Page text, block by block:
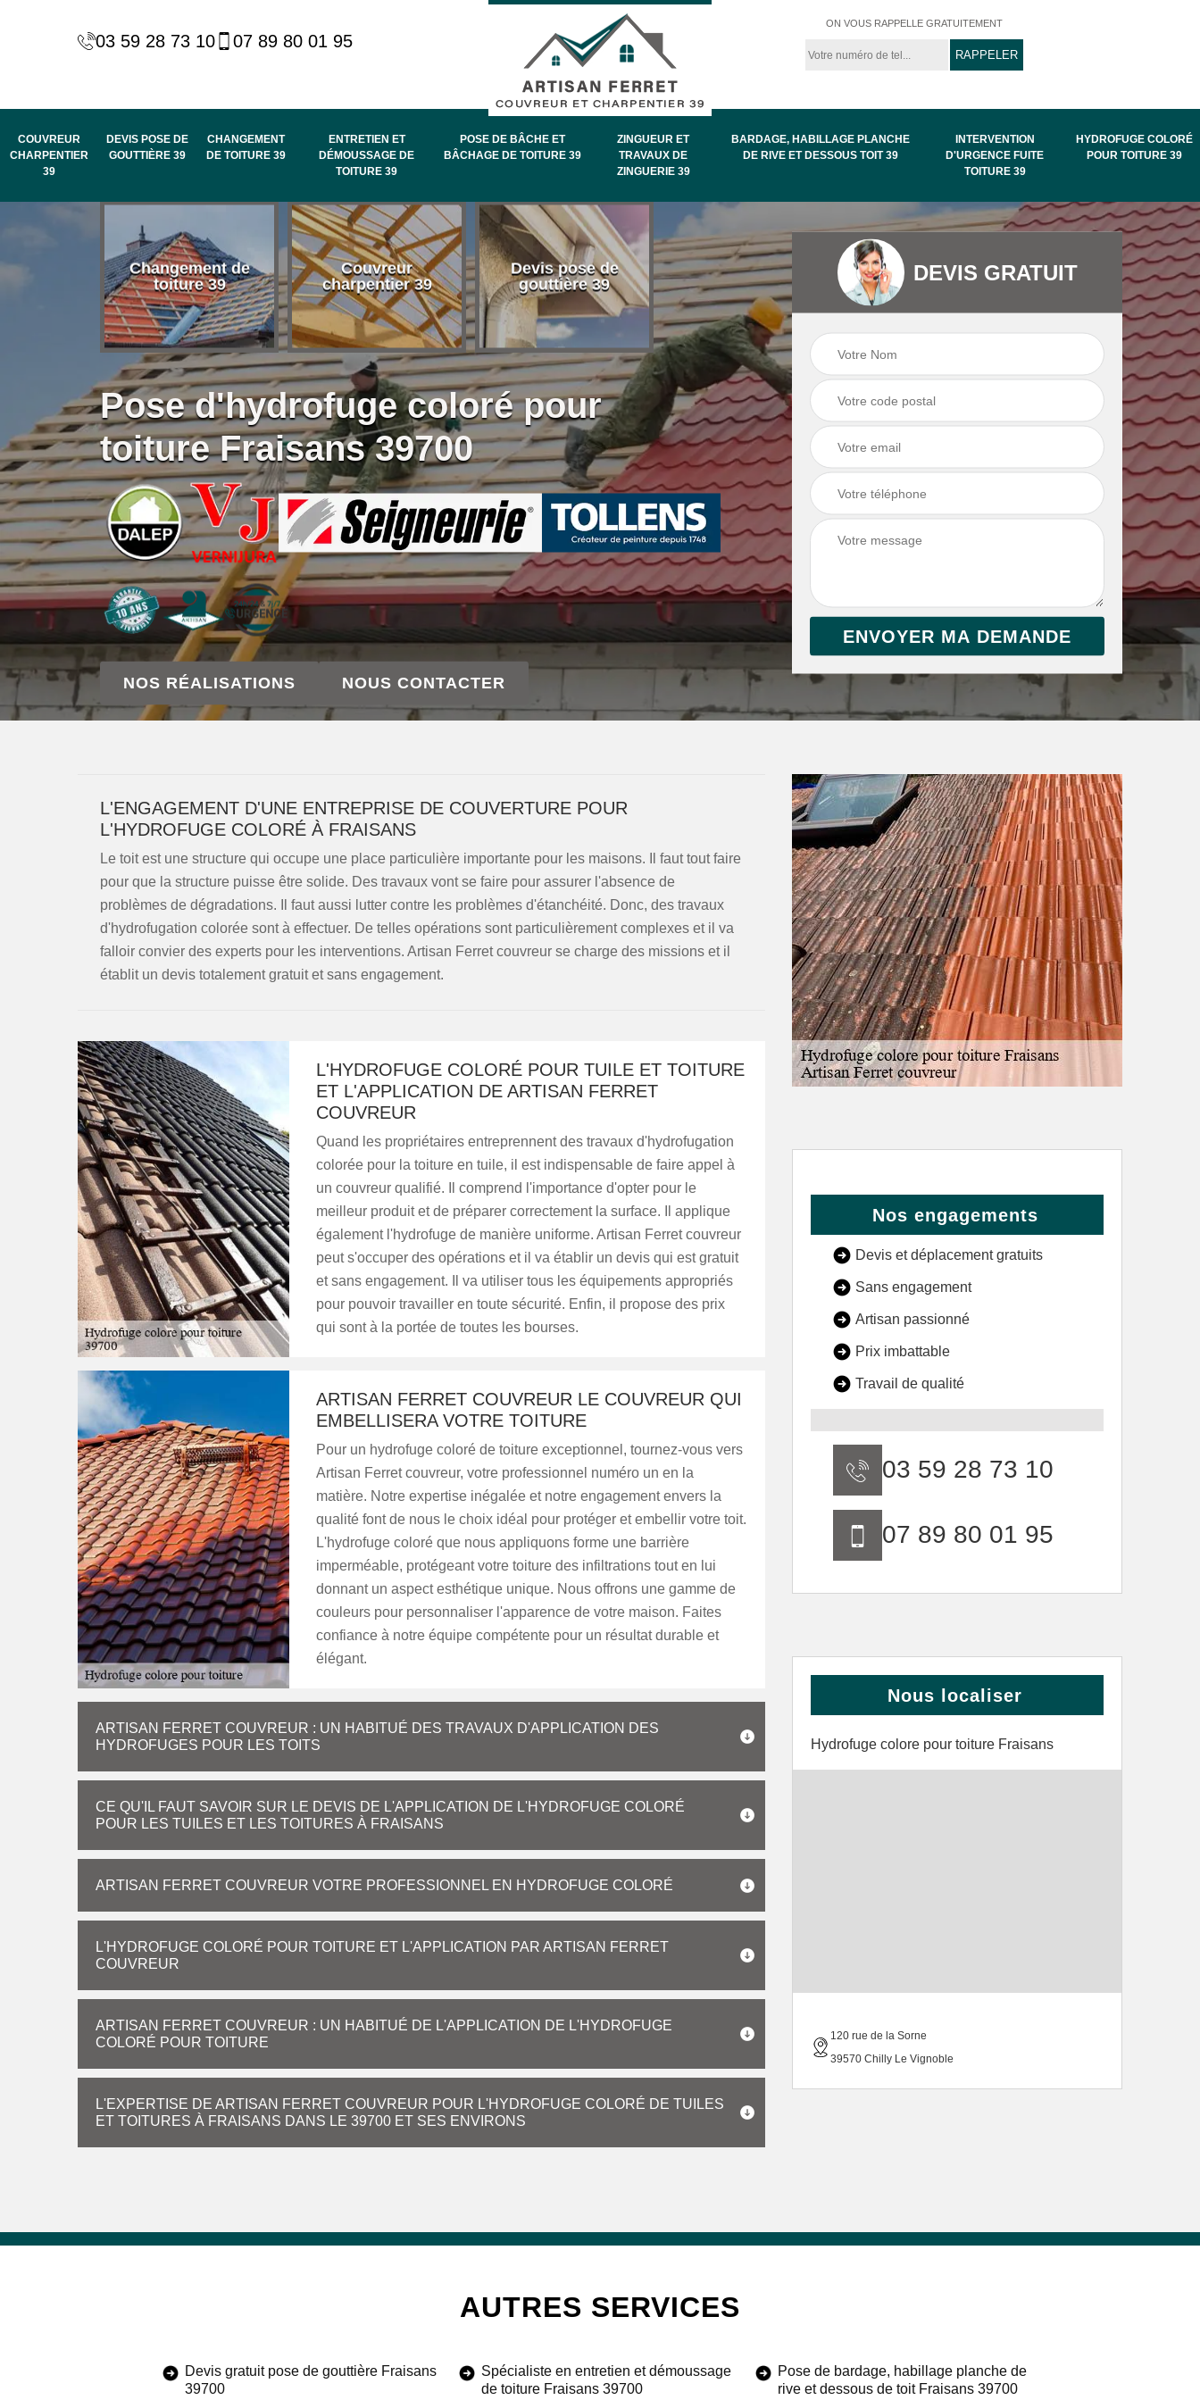
03 59 28 73 10 07 89 80 01 95
ON VOUS RAPPELLE GRATUITEMENT
COUVREUR
CHARPENTIER
39
DEVIS POSE DE
GOUTTIÈRE 39
CHANGEMENT
DE TOITURE 39
ENTRETIEN ET
DÉMOUSSAGE DE
TOITURE 39
POSE DE BÂCHE ET
BÂCHAGE DE TOITURE 39
ZINGUEUR ET
TRAVAUX DE
ZINGUERIE 39
BARDAGE, HABILLAGE PLANCHE
DE RIVE ET DESSOUS TOIT 39
INTERVENTION
D'URGENCE FUITE
TOITURE 39
HYDROFUGE COLORÉ
POUR TOITURE 39
Changement de
toiture 39
Couvreur
charpentier 39
Devis pose de
gouttière 39
Entretien et
démoussage de
toiture 39
Hydrofuge coloré
pour toiture 39
Intervention
d'urgence fuite
toiture 39
Pose d'hydrofuge coloré pour
toiture Fraisans 39700
NOS RÉALISATIONS NOUS CONTACTER
DEVIS GRATUIT
L'ENGAGEMENT D'UNE ENTREPRISE DE COUVERTURE POUR
L'HYDROFUGE COLORÉ À FRAISANS
Le toit est une structure qui occupe une place particulière importante pour les maisons. Il faut tout faire
pour que la structure puisse être solide. Des travaux vont se faire pour assurer l'absence de
problèmes de dégradations. Il faut aussi lutter contre les problèmes d'étanchéité. Donc, des travaux
d'hydrofugation colorée sont à effectuer. De telles opérations sont particulièrement complexes et il va
falloir convier des experts pour les interventions. Artisan Ferret couvreur se charge des missions et il
établit un devis totalement gratuit et sans engagement.
L'HYDROFUGE COLORÉ POUR TUILE ET TOITURE
ET L'APPLICATION DE ARTISAN FERRET
COUVREUR
Quand les propriétaires entreprennent des travaux d'hydrofugation
colorée pour la toiture en tuile, il est indispensable de faire appel à
un couvreur qualifié. Il comprend l'importance d'opter pour le
meilleur produit et de préparer correctement la surface. Il applique
également l'hydrofuge de manière uniforme. Artisan Ferret couvreur
peut s'occuper des opérations et il va établir un devis qui est gratuit
et sans engagement. Il va utiliser tous les équipements appropriés
pour pouvoir travailler en toute sécurité. Enfin, il propose des prix
qui sont à la portée de toutes les bourses.
ARTISAN FERRET COUVREUR LE COUVREUR QUI
EMBELLISERA VOTRE TOITURE
Pour un hydrofuge coloré de toiture exceptionnel, tournez-vous vers
Artisan Ferret couvreur, votre professionnel numéro un en la
matière. Notre expertise inégalée et notre engagement envers la
qualité font de nous le choix idéal pour protéger et embellir votre toit.
L'hydrofuge coloré que nous appliquons forme une barrière
imperméable, protégeant votre toiture des infiltrations tout en lui
donnant un aspect esthétique unique. Nous offrons une gamme de
couleurs pour personnaliser l'apparence de votre maison. Faites
confiance à notre équipe compétente pour un résultat durable et
élégant.
ARTISAN FERRET COUVREUR : UN HABITUÉ DES TRAVAUX D'APPLICATION DES
HYDROFUGES POUR LES TOITS
CE QU'IL FAUT SAVOIR SUR LE DEVIS DE L'APPLICATION DE L'HYDROFUGE COLORÉ
POUR LES TUILES ET LES TOITURES À FRAISANS
ARTISAN FERRET COUVREUR VOTRE PROFESSIONNEL EN HYDROFUGE COLORÉ
L'HYDROFUGE COLORÉ POUR TOITURE ET L'APPLICATION PAR ARTISAN FERRET
COUVREUR
ARTISAN FERRET COUVREUR : UN HABITUÉ DE L'APPLICATION DE L'HYDROFUGE
COLORÉ POUR TOITURE
L'EXPERTISE DE ARTISAN FERRET COUVREUR POUR L'HYDROFUGE COLORÉ DE TUILES
ET TOITURES À FRAISANS DANS LE 39700 ET SES ENVIRONS
Nos engagements
Devis et déplacement gratuits
Sans engagement
Artisan passionné
Prix imbattable
Travail de qualité
03 59 28 73 10
07 89 80 01 95
Nous localiser
Hydrofuge colore pour toiture Fraisans
120 rue de la Sorne
39570 Chilly Le Vignoble
AUTRES SERVICES
Devis gratuit pose de gouttière Fraisans
39700
Spécialiste en entretien et démoussage
de toiture Fraisans 39700
Pose de bardage, habillage planche de
rive et dessous de toit Fraisans 39700